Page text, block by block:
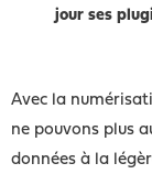
jour ses
Avec la
ne pouvons plus
données à la